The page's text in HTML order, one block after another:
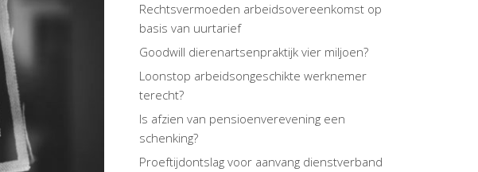
Rechtsvermoeden arbeidsovereenkomst op
basis van uurtarief
Goodwill dierenartsenpraktijk vier miljoen?
Loonstop arbeidsongeschikte werknemer
terecht?
Is afzien van pensioenverevening een
schenking?
Proeftijdontslag voor aanvang dienstverband